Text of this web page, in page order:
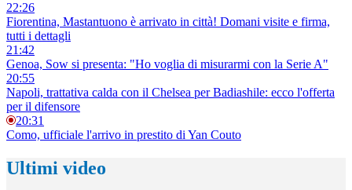
22:26
Fiorentina, Mastantuono è arrivato in città! Domani visite e firma,
tutti i dettagli
21:42
Genoa, Sow si presenta: "Ho voglia di misurarmi con la Serie A"
20:55
Napoli, trattativa calda con il Chelsea per Badiashile: ecco l'offerta
per il difensore
20:31
Como, ufficiale l'arrivo in prestito di Yan Couto
Ultimi video